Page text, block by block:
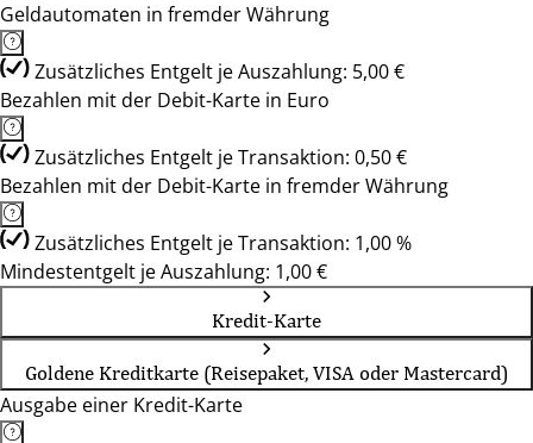
Geldautomaten in fremder Währung
Zusätzliches Entgelt je Auszahlung: 5,00 €
Bezahlen mit der Debit-Karte in Euro
Zusätzliches Entgelt je Transaktion: 0,50 €
Bezahlen mit der Debit-Karte in fremder Währung
Zusätzliches Entgelt je Transaktion: 1,00 %
Mindestentgelt je Auszahlung: 1,00 €
Kredit-Karte
Goldene Kreditkarte (Reisepaket, VISA oder Mastercard)
Ausgabe einer Kredit-Karte